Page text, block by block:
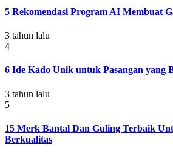
5 Rekomendasi Program AI Membuat
3 tahun lalu
4
6 Ide Kado Unik untuk Pasangan yang
3 tahun lalu
5
15 Merk Bantal Dan Guling Terbaik
Berkualitas